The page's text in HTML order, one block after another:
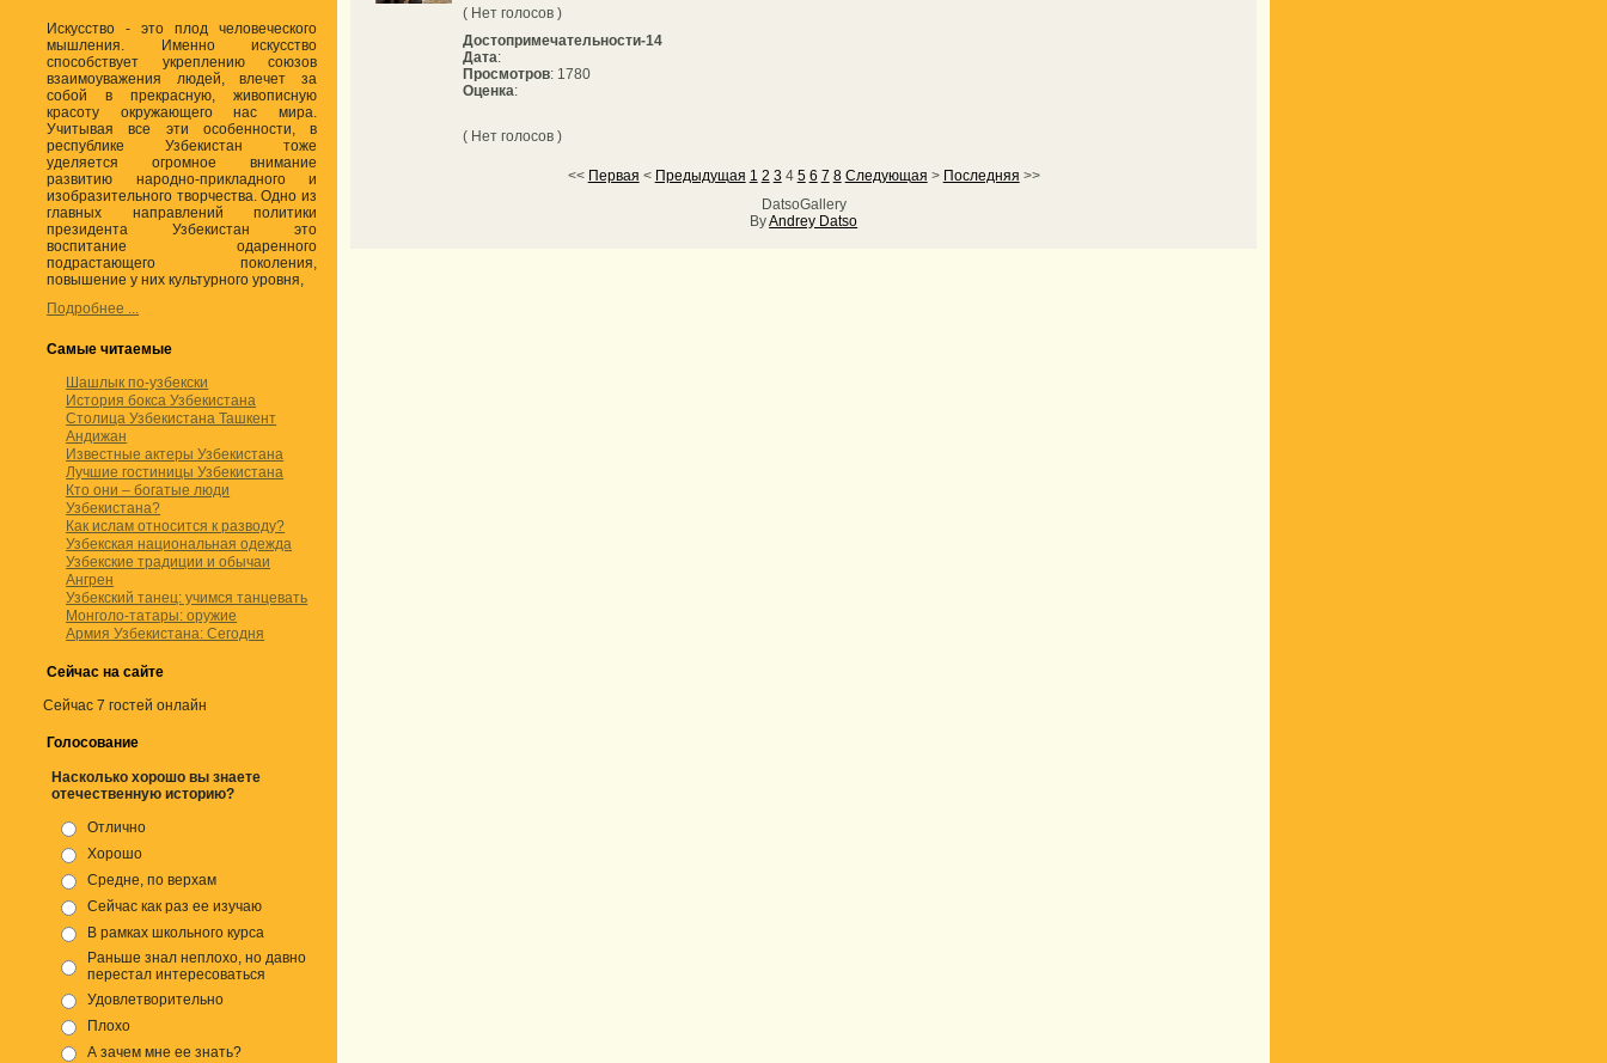
Искусство - это плод человеческого
мышления. Именно искусство
способствует укреплению союзов
взаимоуважения людей, влечет за
собой в прекрасную, живописную
красоту окружающего нас мира.
Учитывая все эти особенности, в
республике Узбекистан тоже
уделяется огромное внимание
развитию народно-прикладного и
изобразительного творчества. Одно из
главных направлений политики
президента Узбекистан это
воспитание одаренного
подрастающего поколения,
повышение у них культурного уровня,
Подробнее ...
Самые читаемые
Шашлык по-узбекски
История бокса Узбекистана
Столица Узбекистана Ташкент
Андижан
Известные актеры Узбекистана
Лучшие гостиницы Узбекистана
Кто они – богатые люди
Узбекистана?
Как ислам относится к разводу?
Узбекская национальная одежда
Узбекские традиции и обычаи
Ангрен
Узбекский танец: учимся танцевать
Монголо-татары: оружие
Армия Узбекистана: Сегодня
Сейчас на сайте
Сейчас 7 гостей онлайн
Голосование
Насколько хорошо вы знаете
отечественную историю?
Отлично
Хорошо
Средне, по верхам
Сейчас как раз ее изучаю
В рамках школьного курса
Раньше знал неплохо, но давно
перестал интересоваться
Удовлетворительно
Плохо
А зачем мне ее знать?
( Нет голосов )
Достопримечательности-14
Дата:
Просмотров: 1780
Оценка:
( Нет голосов )
<< Первая < Предыдущая 1 2 3 4 5 6 7 8 Следующая > Последняя >>
DatsoGallery
ByAndrey Datso